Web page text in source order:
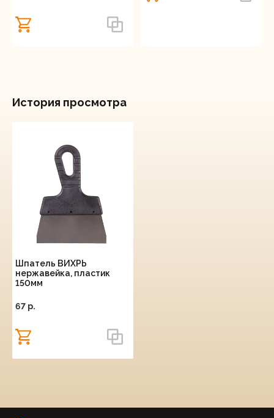
История просмотра
Шпатель ВИХРЬ
нержавейка, пластик
150мм
67 p.